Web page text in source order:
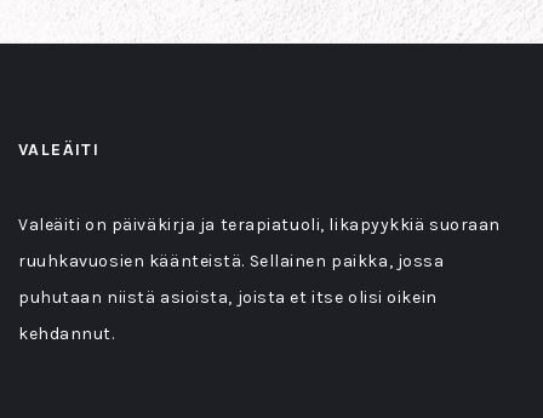
VALEÄITI
Valeäiti on päiväkirja ja terapiatuoli, likapyykkiä suoraan
ruuhkavuosien käänteistä. Sellainen paikka, jossa
puhutaan niistä asioista, joista et itse olisi oikein
kehdannut.